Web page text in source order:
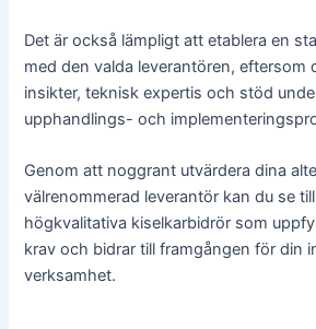
Det är också lämpligt att etablera en
med den valda leverantören, eftersom
insikter, teknisk expertis och stöd
upphandlings- och
Genom att noggrant utvärdera dina
välrenommerad leverantör kan du se
högkvalitativa kiselkarbidrör som
krav och bidrar till framgången för din
verksamhet.